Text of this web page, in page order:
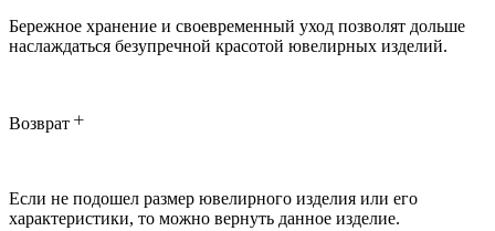
Бережное хранение и своевременный уход позволят дольше
наслаждаться безупречной красотой ювелирных изделий.
Возврат
Если не подошел размер ювелирного изделия или его
характеристики, то можно вернуть данное изделие.